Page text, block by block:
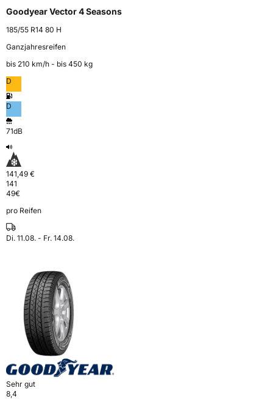
Goodyear Vector 4 Seasons
185/55 R14 80 H
Ganzjahresreifen
bis 210 km⁠/⁠h - bis 450 kg
D
D
71dB
141,49 €
141
49€
pro Reifen
Di. 11.08. - Fr. 14.08.
Sehr gut
8,4